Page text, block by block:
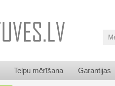
Telpu mērīšana Garantijas